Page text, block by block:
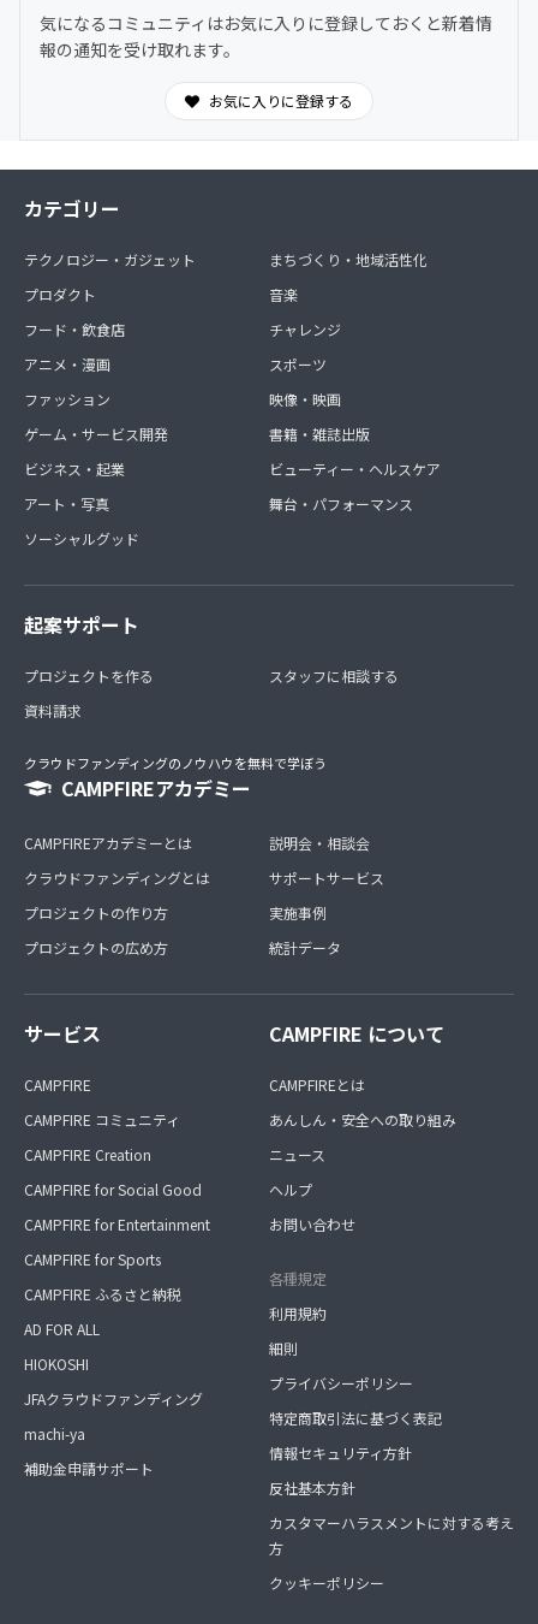
気になるコミュニティはお気に入りに登録しておくと新着情
報の通知を受け取れます。
お気に入りに登録する
カテゴリー
テクノロジー・ガジェット
プロダクト
フード・飲食店
アニメ・漫画
ファッション
ゲーム・サービス開発
ビジネス・起業
アート・写真
ソーシャルグッド
まちづくり・地域活性化
音楽
チャレンジ
スポーツ
映像・映画
書籍・雑誌出版
ビューティー・ヘルスケア
舞台・パフォーマンス
起案サポート
プロジェクトを作る
資料請求
スタッフに相談する
クラウドファンディングのノウハウを無料で学ぼう
CAMPFIREアカデミー
CAMPFIREアカデミーとは
クラウドファンディングとは
プロジェクトの作り方
プロジェクトの広め方
説明会・相談会
サポートサービス
実施事例
統計データ
サービス
CAMPFIRE
CAMPFIRE コミュニティ
CAMPFIRE Creation
CAMPFIRE for Social Good
CAMPFIRE for Entertainment
CAMPFIRE for Sports
CAMPFIRE ふるさと納税
AD FOR ALL
HIOKOSHI
JFAクラウドファンディング
machi-ya
補助金申請サポート
CAMPFIRE について
CAMPFIREとは
あんしん・安全への取り組み
ニュース
ヘルプ
お問い合わせ
各種規定
利用規約
細則
プライバシーポリシー
特定商取引法に基づく表記
情報セキュリティ方針
反社基本方針
カスタマーハラスメントに対する考え
方
クッキーポリシー